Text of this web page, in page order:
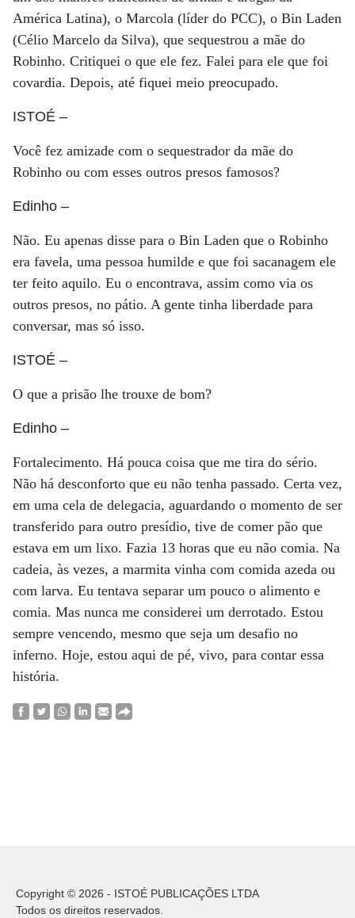
América Latina), o Marcola (líder do PCC), o Bin Laden
(Célio Marcelo da Silva), que sequestrou a mãe do
Robinho. Critiquei o que ele fez. Falei para ele que foi
covardia. Depois, até fiquei meio preocupado.
ISTOÉ –
Você fez amizade com o sequestrador da mãe do
Robinho ou com esses outros presos famosos?
Edinho –
Não. Eu apenas disse para o Bin Laden que o Robinho
era favela, uma pessoa humilde e que foi sacanagem ele
ter feito aquilo. Eu o encontrava, assim como via os
outros presos, no pátio. A gente tinha liberdade para
conversar, mas só isso.
ISTOÉ –
O que a prisão lhe trouxe de bom?
Edinho –
Fortalecimento. Há pouca coisa que me tira do sério.
Não há desconforto que eu não tenha passado. Certa vez,
em uma cela de delegacia, aguardando o momento de ser
transferido para outro presídio, tive de comer pão que
estava em um lixo. Fazia 13 horas que eu não comia. Na
cadeia, às vezes, a marmita vinha com comida azeda ou
com larva. Eu tentava separar um pouco o alimento e
comia. Mas nunca me considerei um derrotado. Estou
sempre vencendo, mesmo que seja um desafio no
inferno. Hoje, estou aqui de pé, vivo, para contar essa
história.
Copyright © 2026 - ISTOÉ PUBLICAÇÕES LTDA
Todos os direitos reservados.